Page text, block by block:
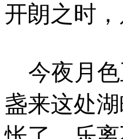
开朗之时
今夜月色
盏来这处